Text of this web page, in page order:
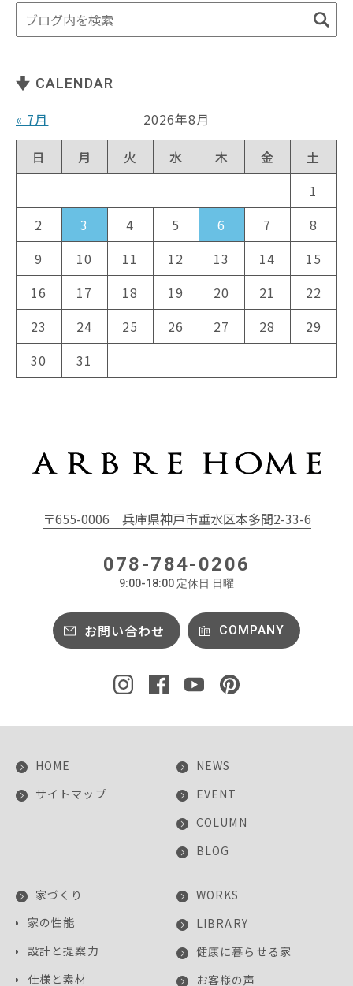
CALENDAR
« 7月
2026年8月
日
月 火 水 木 金
土
1
2
3 4 5 6 7
8
9
10 11 12 13 14
15
16
17 18 19 20 21
22
23
24 25 26 27 28
29
30
31
〒655-0006 兵庫県神戸市垂水区本多聞2-33-6
078-784-0206
9:00-18:00 定休日 日曜
お問い合わせ COMPANY
HOME
サイトマップ
NEWS
EVENT
COLUMN
BLOG
家づくり
家の性能
設計と提案力
仕様と素材
WORKS
LIBRARY
健康に暮らせる家
お客様の声